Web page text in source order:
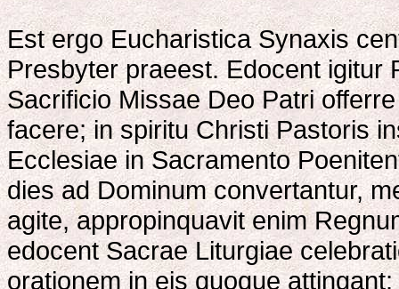
Est ergo Eucharistica Synaxis
Presbyter praeest. Edocent igitur
Sacrificio Missae Deo Patri
facere; in spiritu Christi Pastoris
Ecclesiae in Sacramento
dies ad Dominum convertantur,
agite, appropinquavit enim
edocent Sacrae Liturgiae
orationem in eis quoque